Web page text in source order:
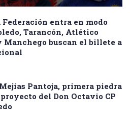
Federación entra en modo
Tarancón, Atlético
Manchego buscan el billete a
Pantoja, primera piedra
del Don Octavio CP